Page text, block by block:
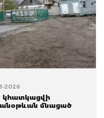
2026
կհատկացվի
մնացած